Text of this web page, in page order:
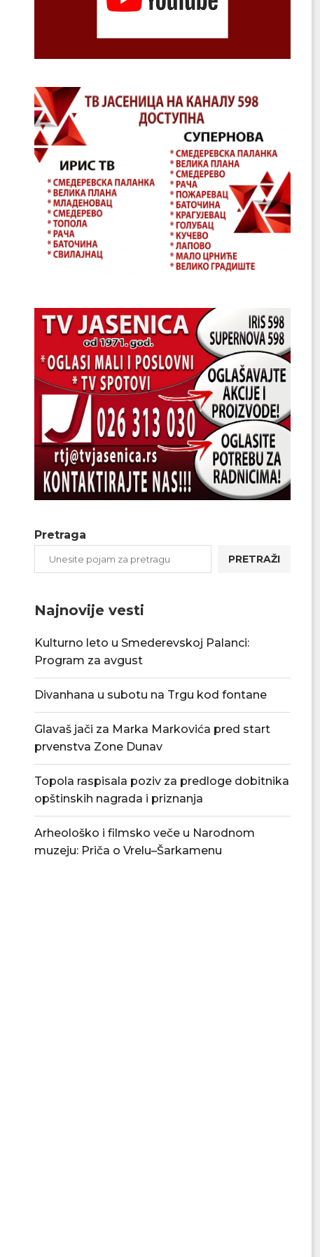
Pretraga
PRETRAŽI
Najnovije vesti
Kulturno leto u Smederevskoj Palanci:
Program za avgust
Divanhana u subotu na Trgu kod fontane
Glavaš jači za Marka Markovića pred start
prvenstva Zone Dunav
Topola raspisala poziv za predloge dobitnika
opštinskih nagrada i priznanja
Arheološko i filmsko veče u Narodnom
muzeju: Priča o Vrelu–Šarkamenu